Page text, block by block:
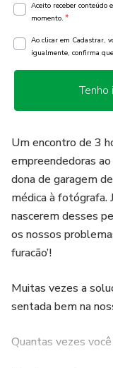
Aceito receber conteúdo
momento. *
Ao clicar em Cadastrar,
igualmente, confirma
Tenho
Um encontro de 3
empreendedoras
dona de garagem
médica à fotógrafa.
nascerem desses
os nossos
furacão’!
Muitas vezes a
sentada bem na
Quantas vezes